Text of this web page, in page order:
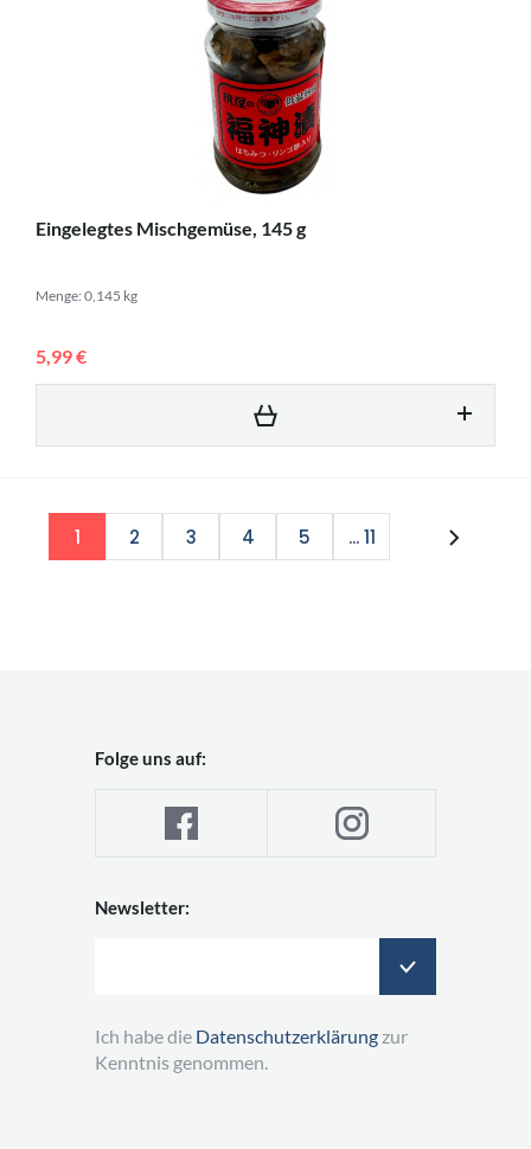
Eingelegtes Mischgemüse, 145 g
Menge: 0,145 kg
5,99 €
1 2 3 4 5 ... 11
Folge uns auf:
Newsletter:
Ich habe die Datenschutzerklärung zur
Kenntnis genommen.